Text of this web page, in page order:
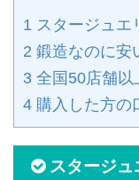
1 スタージュエ
2 鍛造なのに安
3 全国50店舗以
4 購入した方の
スタージ